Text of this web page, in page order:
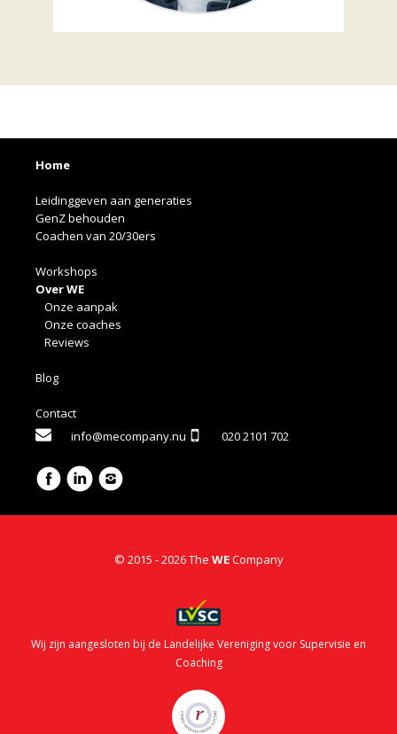
Home
Leidinggeven aan generaties
GenZ behouden
Coachen van 20/30ers
Workshops
Over WE
Onze aanpak
Onze coaches
Reviews
Blog
Contact
info@mecompany.nu
020 2101 702
© 2015 - 2026 The WECompany
Wij zijn aangesloten bij de Landelijke Vereniging voor Supervisie en
Coaching